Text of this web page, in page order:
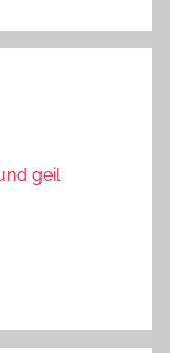
geil